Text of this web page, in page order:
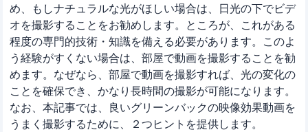
め、もしナチュラルな光がほしい場合は、日光の下でビデ
オを撮影することをお勧めします。ところが、これがある
程度の専門的技術・知識を備える必要があります。このよ
う経験がすくない場合は、部屋で動画を撮影することを勧
めます。なぜなら、部屋で動画を撮影すれば、光の変化の
ことを確保でき、かなり長時間の撮影が可能になります。
なお、本記事では、良いグリーンバックの映像効果動画を
うまく撮影するために、２つヒントを提供します。